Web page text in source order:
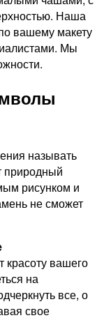
Наша
вашему макету
Мы
называть
природный
рисунком и
не сможет
красоту вашего
на
все, о
свое